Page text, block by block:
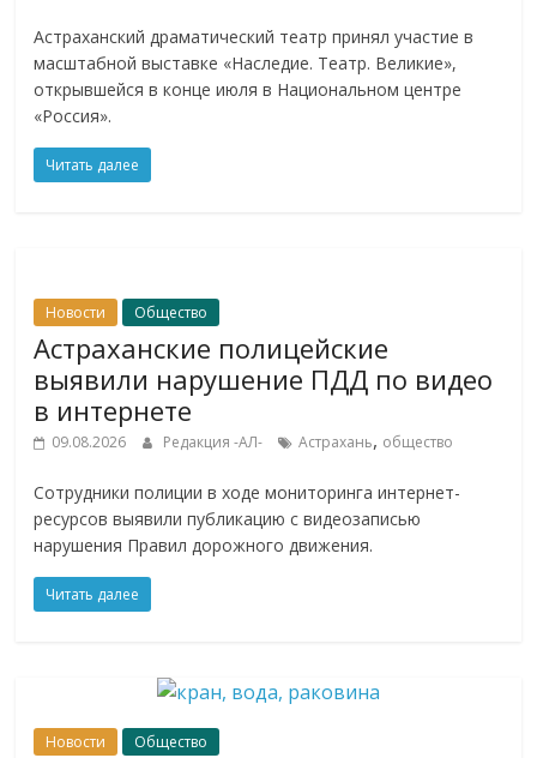
Астраханский драматический театр принял участие в
масштабной выставке «Наследие. Театр. Великие»,
открывшейся в конце июля в Национальном центре
«Россия».
Читать далее
Новости Общество
Астраханские полицейские
выявили нарушение ПДД по видео
в интернете
09.08.2026 Редакция -АЛ- Астрахань, общество
Сотрудники полиции в ходе мониторинга интернет-
ресурсов выявили публикацию с видеозаписью
нарушения Правил дорожного движения.
Читать далее
Новости Общество